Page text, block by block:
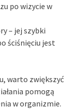
po wizycie w
– jej szybki
ściśnięciu jest
warto zwiększyć
pomogą
w organizmie.